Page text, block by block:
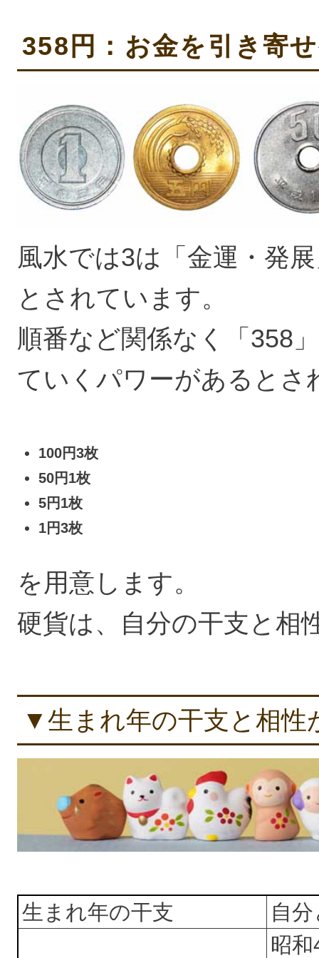
358円：お金を引き寄
風水では3は「金運・発
とされています。
順番など関係なく「358
ていくパワーがあるとさ
100円3枚
50円1枚
5円1枚
1円3枚
を用意します。
硬貨は、自分の干支と相
▼生まれ年の干支と相性
生まれ年の干支 自
昭